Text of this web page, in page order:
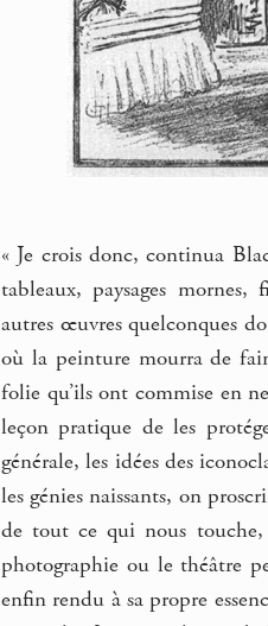
« Je crois donc, continua
tableaux, paysages
autres œuvres quelconques
où la peinture mourra de
folie qu’ils ont commise en
leçon pratique de les
générale, les idées des
les génies naissants, on
de tout ce qui nous
photographie ou le théâtre
enfin rendu à sa propre